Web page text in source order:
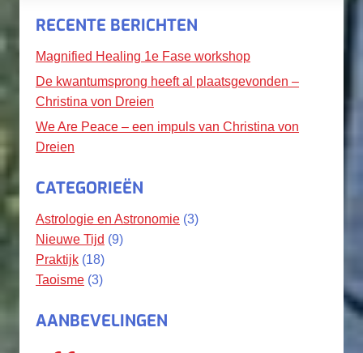
RECENTE BERICHTEN
Magnified Healing 1e Fase workshop
De kwantumsprong heeft al plaatsgevonden –
Christina von Dreien
We Are Peace – een impuls van Christina von
Dreien
CATEGORIEËN
Astrologie en Astronomie (3)
Nieuwe Tijd (9)
Praktijk (18)
Taoisme (3)
AANBEVELINGEN